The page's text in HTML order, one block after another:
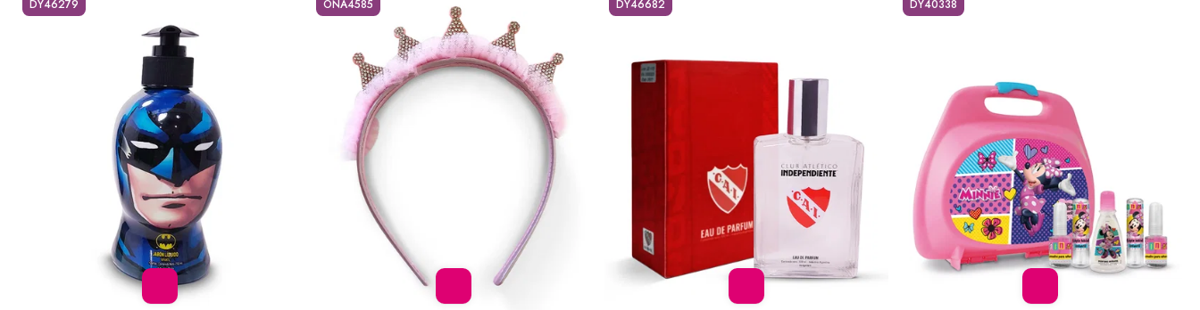
DY46279 ONA4585 DY46682 DY40338